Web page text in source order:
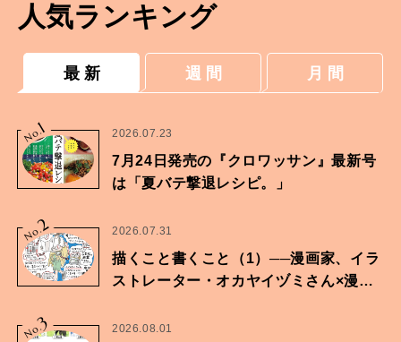
人気ランキング
最 新 週 間 月 間
No.
1 2026.07.23
7月24日発売の『クロワッサン』最新号
は「夏バテ撃退レシピ。」
No.2 2026.07.31
描くこと書くこと（1）──漫画家、イラ
ストレーター・オカヤイヅミさん×漫画
No.
3 2026.08.01